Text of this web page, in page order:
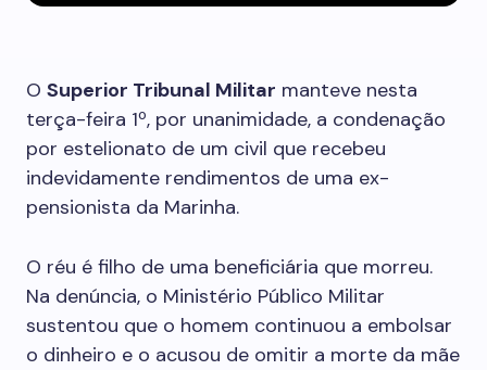
O Superior Tribunal Militar manteve nesta
terça-feira 1º, por unanimidade, a condenação
por estelionato de um civil que recebeu
indevidamente rendimentos de uma ex-
pensionista da Marinha.
O réu é filho de uma beneficiária que morreu.
Na denúncia, o Ministério Público Militar
sustentou que o homem continuou a embolsar
o dinheiro e o acusou de omitir a morte da mãe